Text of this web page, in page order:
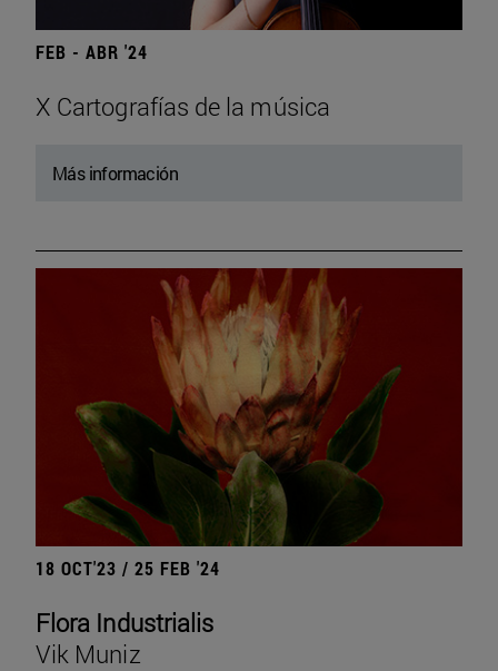
FEB - ABR '24
X Cartografías de la música
Más información
18 OCT'23 / 25 FEB '24
Flora Industrialis
Vik Muniz